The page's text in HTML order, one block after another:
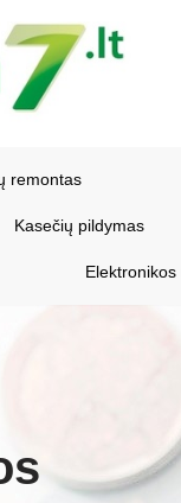
remontas
Kasečių pildymas